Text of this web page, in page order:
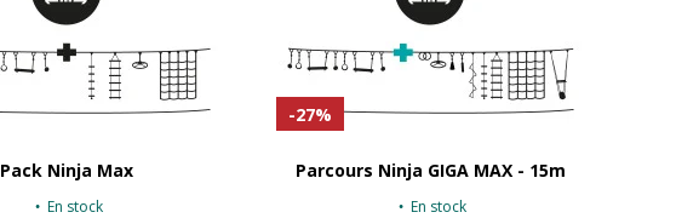
Pack Ninja Max
En stock
-27%
Parcours Ninja GIGA MAX - 15m
En stock